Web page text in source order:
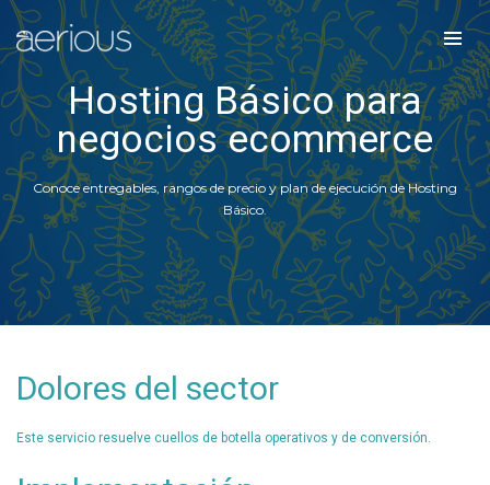
Hosting Básico para
negocios ecommerce
Conoce entregables, rangos de precio y plan de ejecución de Hosting
Básico.
Dolores del sector
Este servicio resuelve cuellos de botella operativos y de conversión.